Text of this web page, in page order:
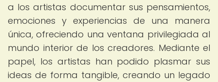
a los artistas documentar sus pensamientos,
emociones y experiencias de una manera
única, ofreciendo una ventana privilegiada al
mundo interior de los creadores. Mediante el
papel, los artistas han podido plasmar sus
ideas de forma tangible, creando un legado